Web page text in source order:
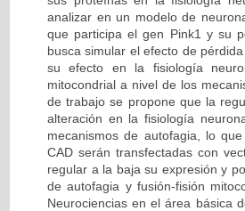
analizar en un modelo de
que participa el gen Pink1 y su
busca simular el efecto de
su efecto en la fisiología
mitocondrial a nivel de los
de trabajo se propone que la
alteración en la fisiología
mecanismos de autofagia, lo
CAD serán transfectadas con
regular a la baja su expresión y
de autofagia y fusión-fisión
Neurociencias en el área básica